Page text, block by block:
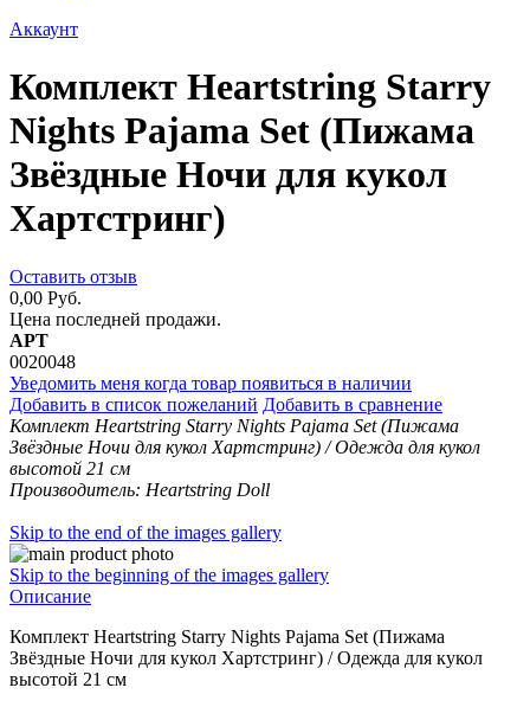
Аккаунт
Комплект Heartstring Starry
Nights Pajama Set (Пижама
Звёздные Ночи для кукол
Хартстринг)
Оставить отзыв
0,00 Руб.
Цена последней продажи.
АРТ
0020048
Уведомить меня когда товар появиться в наличии
Добавить в список пожеланий Добавить в сравнение
Комплект Heartstring Starry Nights Pajama Set (Пижама
Звёздные Ночи для кукол Хартстринг) / Одежда для кукол
высотой 21 см
Производитель: Heartstring Doll
Skip to the end of the images gallery
Skip to the beginning of the images gallery
Описание
Комплект Heartstring Starry Nights Pajama Set (Пижама
Звёздные Ночи для кукол Хартстринг) / Одежда для кукол
высотой 21 см